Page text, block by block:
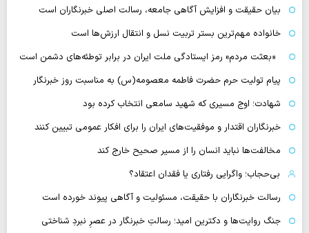
بیان حقیقت و افزایش آگاهی جامعه، رسالت اصلی خبرنگاران است
خانواده مهم‌ترین بستر تربیت نسل و انتقال ارزش‌ها است
«بعثت مردم» رمز ایستادگی ملت ایران در برابر توطئه‌های دشمن است
پیام تولیت حرم حضرت فاطمه معصومه(س) به مناسبت روز خبرنگار
شهادت؛ اوج مسیری که شهید سامعی انتخاب کرده بود
خبرنگاران اقتدار و موفقیت‌های ایران را برای افکار عمومی تبیین کنند
مخالفت‌ها نباید انسان را از مسیر صحیح خارج کند
بی‌حجاب؛ واگرایی رفتاری یا فقدان اعتقاد؟
رسالت خبرنگاران با حقیقت، مسئولیت و آگاهی پیوند خورده است
جنگ روایت‌ها و دکترین امید؛ رسالتِ خبرنگار در عصرِ نبردِ شناختی